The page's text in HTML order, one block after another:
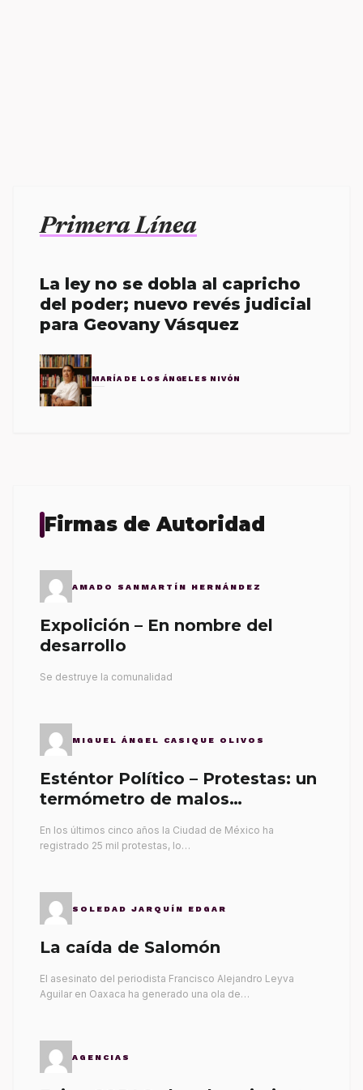
Primera Línea
La ley no se dobla al capricho
del poder; nuevo revés judicial
para Geovany Vásquez
MARÍA DE LOS ÁNGELES NIVÓN
Firmas de Autoridad
AMADO SANMARTÍN HERNÁNDEZ
Expolición – En nombre del
desarrollo
Se destruye la comunalidad
MIGUEL ÁNGEL CASIQUE OLIVOS
Esténtor Político – Protestas: un
termómetro de malos
En los últimos cinco años la Ciudad de México ha
registrado 25 mil protestas, lo…
SOLEDAD JARQUÍN EDGAR
La caída de Salomón
El asesinato del periodista Francisco Alejandro Leyva
Aguilar en Oaxaca ha generado una ola de…
AGENCIAS